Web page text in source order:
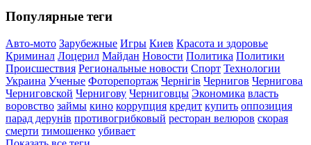
Популярные теги
Авто-мото Зарубежные Игры Киев Красота и здоровье
Криминал Лоцерил Майдан Новости Политика Политики
Происшествия Региональные новости Спорт Технологии
Украина Ученые Фоторепортаж Чернігів Чернигов Чернигова
Черниговской Чернигову Черниговцы Экономика власть
воровство займы кино коррупция кредит купить оппозиция
парад дерунів противогрибковый ресторан велюров скорая
смерти тимошенко убивает